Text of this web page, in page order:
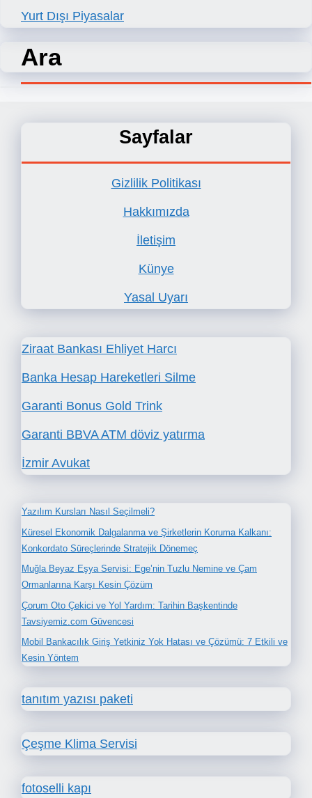
Yurt Dışı Piyasalar
Ara
Sayfalar
Gizlilik Politikası
Hakkımızda
İletişim
Künye
Yasal Uyarı
Ziraat Bankası Ehliyet Harcı
Banka Hesap Hareketleri Silme
Garanti Bonus Gold Trink
Garanti BBVA ATM döviz yatırma
İzmir Avukat
Yazılım Kursları Nasıl Seçilmeli?
Küresel Ekonomik Dalgalanma ve Şirketlerin Koruma Kalkanı:
Konkordato Süreçlerinde Stratejik Dönemeç
Muğla Beyaz Eşya Servisi: Ege’nin Tuzlu Nemine ve Çam
Ormanlarına Karşı Kesin Çözüm
Çorum Oto Çekici ve Yol Yardım: Tarihin Başkentinde
Tavsiyemiz.com Güvencesi
Mobil Bankacılık Giriş Yetkiniz Yok Hatası ve Çözümü: 7 Etkili ve
Kesin Yöntem
tanıtım yazısı paketi
Çeşme Klima Servisi
fotoselli kapı